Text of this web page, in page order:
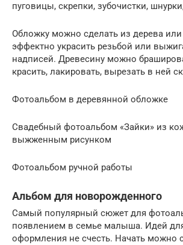
пуговицы, скрепки, зубочистки,
Обложку можно сделать из дерева
эффектно украсить резьбой или
надписей. Древесину можно
красить, лакировать, вырезать в ней
Фотоальбом в деревянной обложке
Свадебный фотоальбом «Зайки» из
выжженным рисунком
Фотоальбом ручной работы
Альбом для новорожденного
Самый популярный сюжет для
появлением в семье малыша. Идей
оформления не счесть. Начать можно